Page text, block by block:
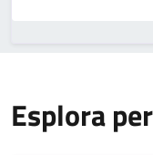
Esplora